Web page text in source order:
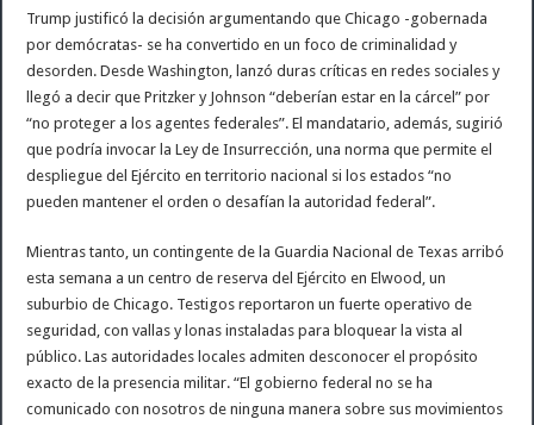
Trump justificó la decisión argumentando que Chicago -gobernada
por demócratas- se ha convertido en un foco de criminalidad y
desorden. Desde Washington, lanzó duras críticas en redes sociales y
llegó a decir que Pritzker y Johnson “deberían estar en la cárcel” por
“no proteger a los agentes federales”. El mandatario, además, sugirió
que podría invocar la Ley de Insurrección, una norma que permite el
despliegue del Ejército en territorio nacional si los estados “no
pueden mantener el orden o desafían la autoridad federal”.
Mientras tanto, un contingente de la Guardia Nacional de Texas arribó
esta semana a un centro de reserva del Ejército en Elwood, un
suburbio de Chicago. Testigos reportaron un fuerte operativo de
seguridad, con vallas y lonas instaladas para bloquear la vista al
público. Las autoridades locales admiten desconocer el propósito
exacto de la presencia militar. “El gobierno federal no se ha
comunicado con nosotros de ninguna manera sobre sus movimientos